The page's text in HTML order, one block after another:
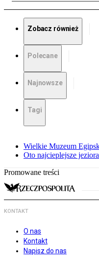
Zobacz również
Polecane
Najnowsze
Tagi
Wielkie Muzeum
Oto najcieplejsze
Promowane treści
KONTAKT
O nas
Kontakt
Napisz do nas